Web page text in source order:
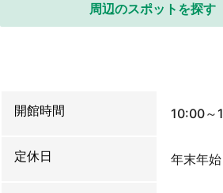
周辺のスポットを探す
開館時間 10:00～
定休日 年末年始